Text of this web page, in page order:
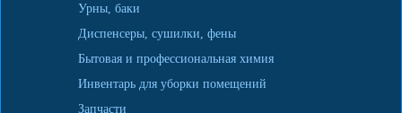
Урны, баки
Диспенсеры, сушилки, фены
Бытовая и профессиональная химия
Инвентарь для уборки помещений
Запчасти